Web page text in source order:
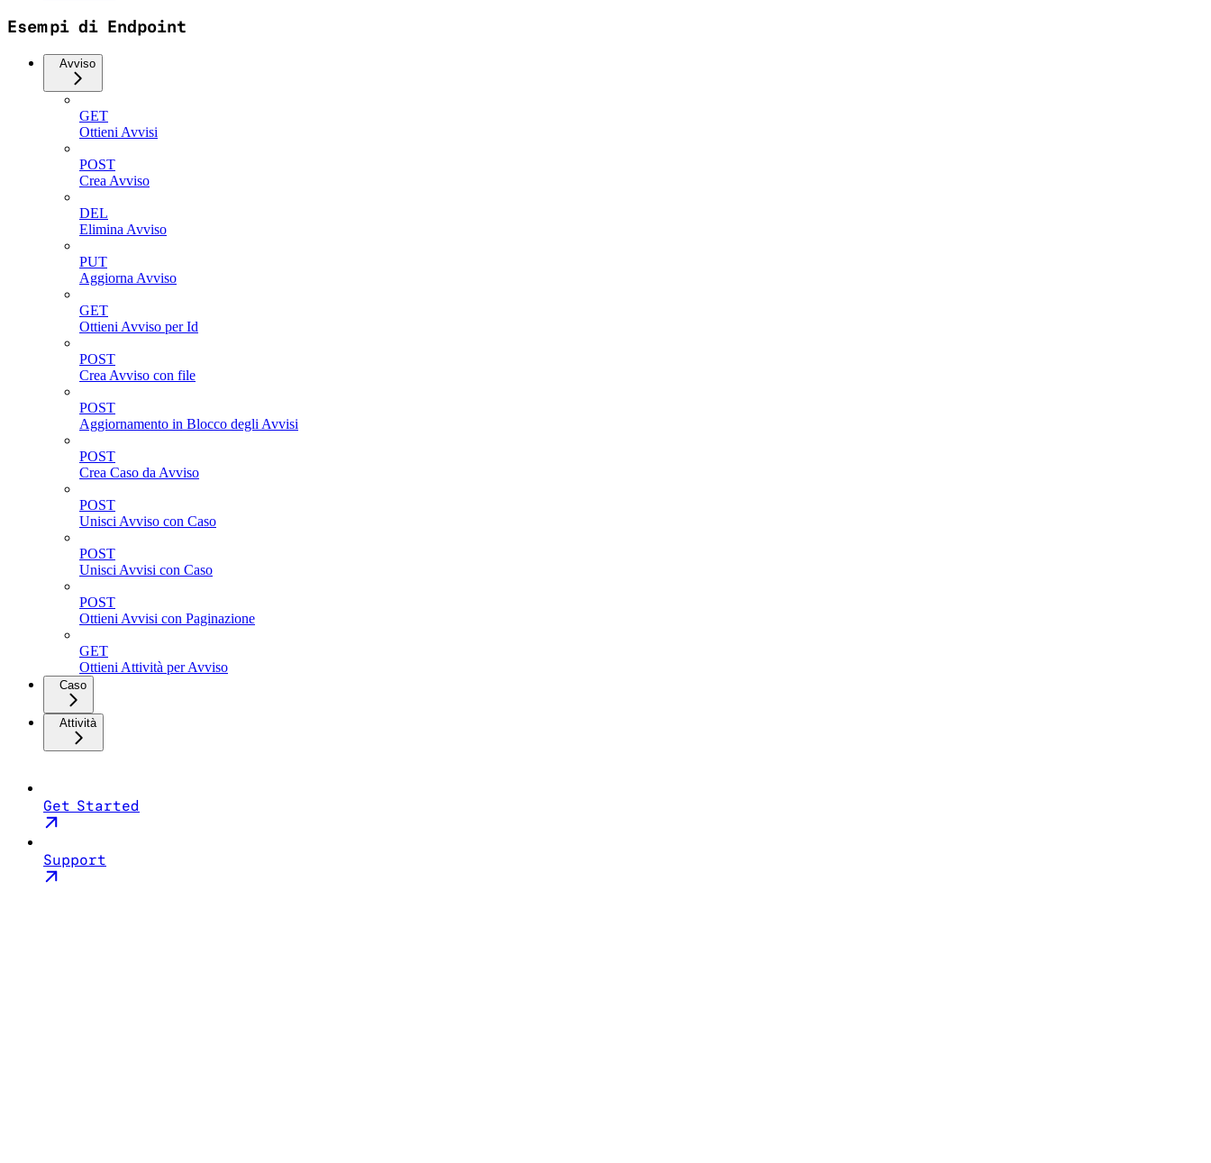
Esempi di Endpoint
Avviso
GET
Ottieni Avvisi
POST
Crea Avviso
DEL
Elimina Avviso
PUT
Aggiorna Avviso
GET
Ottieni Avviso per Id
POST
Crea Avviso con file
POST
Aggiornamento in Blocco degli Avvisi
POST
Crea Caso da Avviso
POST
Unisci Avviso con Caso
POST
Unisci Avvisi con Caso
POST
Ottieni Avvisi con Paginazione
GET
Ottieni Attività per Avviso
Caso
Attività
Get Started
Support